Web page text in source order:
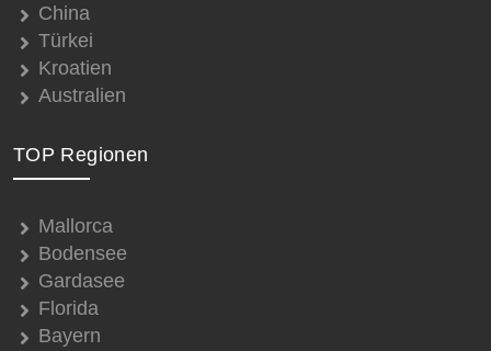
China
Türkei
Kroatien
Australien
TOP Regionen
Mallorca
Bodensee
Gardasee
Florida
Bayern